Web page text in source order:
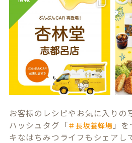
お客様のレシピやお気に入りの
ハッシュタグ「＃長坂養蜂場 」
キなはちみつライフもシェアし